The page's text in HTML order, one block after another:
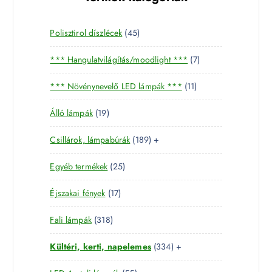
Polisztirol díszlécek 454
5
t
e
r
m
k
*** Hangulatvilágítás/moodlight *** 77
t
r
é
*** Növénynevelő LED lámpák *** 111
1
e
m
k
Álló lámpák 191
9
t
e
r
m
é
k
Csillárok, lámpabúrák 1891
8
t
r
é
k
+
Egyéb termékek 252
5
e
m
é
k
Éjszakai fények 171
7
e
r
m
Fali lámpák 3183
1
8
t
Kültéri, kerti, napelemes 3343
3
+